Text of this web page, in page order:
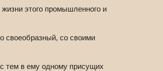
этого промышленного и
своеобразный, со своими
тем в ему одному присущих